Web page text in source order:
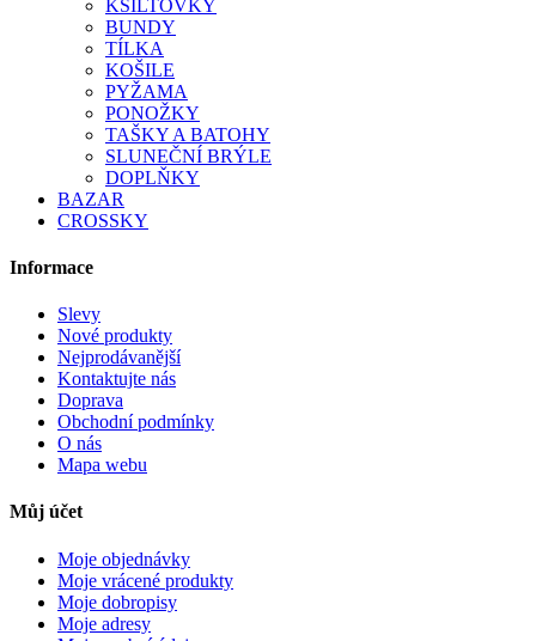
KŠILTOVKY
BUNDY
TÍLKA
KOŠILE
PYŽAMA
PONOŽKY
TAŠKY A BATOHY
SLUNEČNÍ BRÝLE
DOPLŇKY
BAZAR
CROSSKY
Informace
Slevy
Nové produkty
Nejprodávanější
Kontaktujte nás
Doprava
Obchodní podmínky
O nás
Mapa webu
Můj účet
Moje objednávky
Moje vrácené produkty
Moje dobropisy
Moje adresy